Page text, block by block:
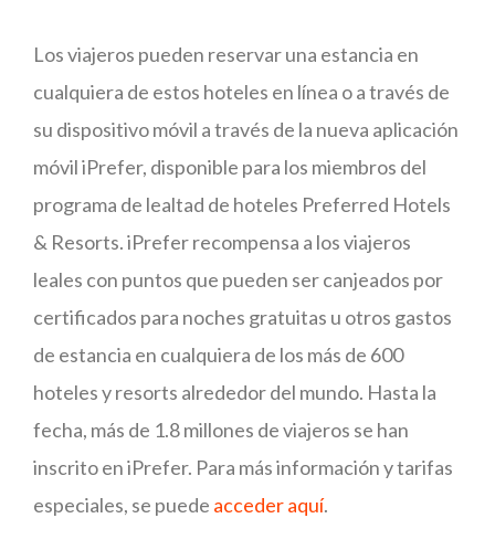
Los viajeros pueden reservar una estancia en
cualquiera de estos hoteles en línea o a través de
su dispositivo móvil a través de la nueva aplicación
móvil iPrefer, disponible para los miembros del
programa de lealtad de hoteles Preferred Hotels
& Resorts. iPrefer recompensa a los viajeros
leales con puntos que pueden ser canjeados por
certificados para noches gratuitas u otros gastos
de estancia en cualquiera de los más de 600
hoteles y resorts alrededor del mundo. Hasta la
fecha, más de 1.8 millones de viajeros se han
inscrito en iPrefer. Para más información y tarifas
especiales, se puede acceder aquí.